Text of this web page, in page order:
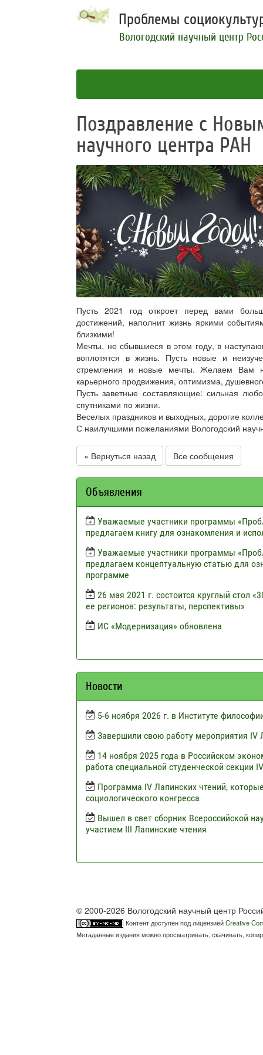
Проблемы
Вологодский научный центр
Поздравление с
научного центра РАН
Пусть 2021 год откроет перед вами
достижений, наполнит жизнь яркими
близкими!
Мечты, не сбывшиеся в этом году, в
воплотятся в жизнь. Пусть новые и
стремления и новые мечты. Желаем Вам
карьерного продвижения, оптимизма,
Пусть заветные составляющие: сильная
спутниками по жизни.
Веселых праздников и выходных, дорогие
С наилучшими пожеланиями Вологодский
« Вернуться назад Все сообщения
Объявления
Уважаемые участники программы
предлагаем книгу для ознакомления и
Уважаемые участники программы
предлагаем концептуальную статью для
программе
26 мая 2021 г. состоится круглый стол
ее регионов: результаты, перспективы»
ИС «Модернизация» обновлена
Новости
5-6 ноября 2026 г. в Институте
Завершили свою работу мероприятия IV
14 ноября 2025 года в Российском
работа специальной студенческой секции
Программа IV Лапинских чтений,
социологического конгресса
Вышел в свет сборник Всероссийской
участием III Лапинские чтения
© 2000-2026 Вологодский научный центр
Контент доступен под лицензиейCreative
Метаданные издания можно просматривать, скачивать,